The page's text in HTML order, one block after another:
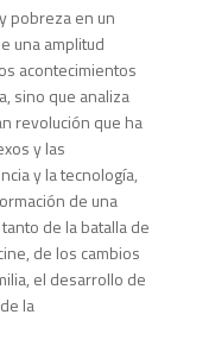
pobreza en un
una amplitud
acontecimientos
sino que analiza
revolución que ha
y las
y la tecnología,
de una
de la batalla de
de los cambios
el desarrollo de
la